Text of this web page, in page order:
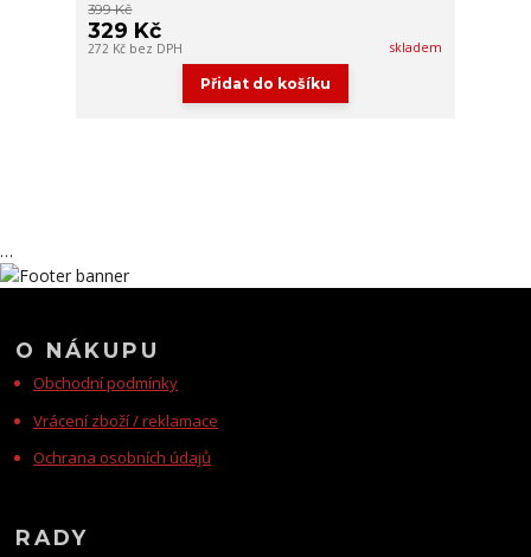
399 Kč
329 Kč
272 Kč bez DPH skladem
Přidat do košíku
O NÁKUPU
Obchodní podmínky
Vrácení zboží / reklamace
Ochrana osobních údajů
RADY
…